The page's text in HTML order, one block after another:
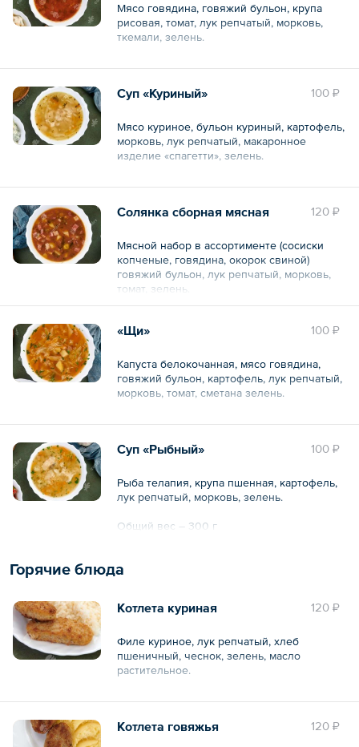
Мясо говядина, говяжий бульон, крупа
рисовая, томат, лук репчатый, морковь,
ткемали, зелень.
Общий вес – 300 г
100 ₽
Суп «Куриный»
Мясо куриное, бульон куриный, картофель,
морковь, лук репчатый, макаронное
изделие «спагетти», зелень.
Общий вес – 370 г
120 ₽
Солянка сборная мясная
Мясной набор в ассортименте (сосиски
копченые, говядина, окорок свиной)
говяжий бульон, лук репчатый, морковь,
томат, зелень.
Общий вес – 280 г 100 ₽
«Щи»
Капуста белокочанная, мясо говядина,
говяжий бульон, картофель, лук репчатый,
морковь, томат, сметана зелень.
100 ₽
Суп «Рыбный»
Рыба телапия, крупа пшенная, картофель,
лук репчатый, морковь, зелень.
Общий вес – 300 г
Горячие блюда
120 ₽
Котлета куриная
Филе куриное, лук репчатый, хлеб
пшеничный, чеснок, зелень, масло
растительное.
Общий вес – 90 г
120 ₽
Котлета говяжья